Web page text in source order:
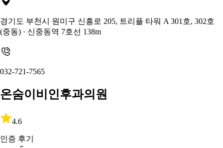
경기도 부천시 원미구 신흥로 205, 트리플 타워 A 301호, 302호
(중동) · 신중동역 7호선 138m
032-721-7565
온숨이비인후과의원
4.6
인증 후기